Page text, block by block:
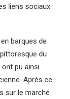
liens sociaux
barques de
du
pu ainsi
Après ce
sur le marché